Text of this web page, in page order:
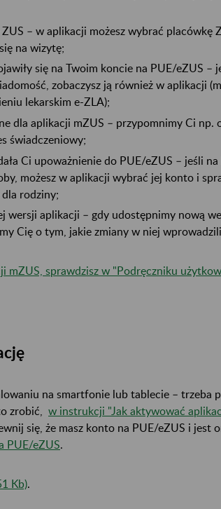
– w aplikacji możesz wybrać placówkę
na wizytę;
się na Twoim koncie na PUE/eZUS –
zobaczysz ją również w aplikacji
lekarskim e-ZLA);
dla aplikacji mZUS – przypomnimy Ci np.
świadczeniowy;
Ci upoważnienie do PUE/eZUS – jeśli
możesz w aplikacji wybrać jej konto i
rodziny;
wersji aplikacji – gdy udostępnimy nową
Cię o tym, jakie zmiany w niej
mZUS, sprawdzisz w "Podręczniku
na smartfonie lub tablecie – trzeba
zrobić, w instrukcji "Jak aktywować
się, że masz konto na PUE/eZUS i jest
PUE/eZUS.
Kb).